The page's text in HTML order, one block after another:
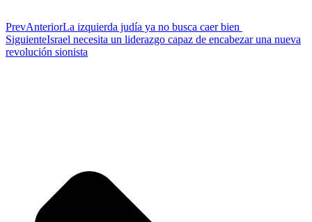
PrevAnteriorLa izquierda judía ya no busca caer bien
SiguienteIsrael necesita un liderazgo capaz de encabezar una nueva
revolución sionista